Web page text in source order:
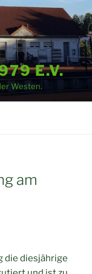
E.V.
Westen.
am
die diesjährige